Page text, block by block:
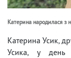
Катерина народилася
Катерина Усик,
Усика, у день